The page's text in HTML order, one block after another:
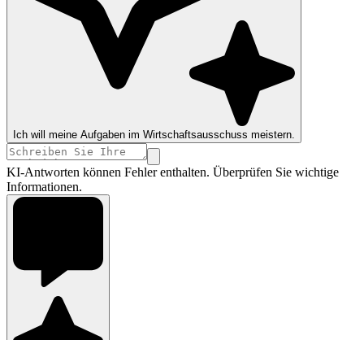
Ich will meine Aufgaben im Wirtschaftsausschuss meistern.
KI-Antworten können Fehler enthalten. Überprüfen Sie wichtige
Informationen.